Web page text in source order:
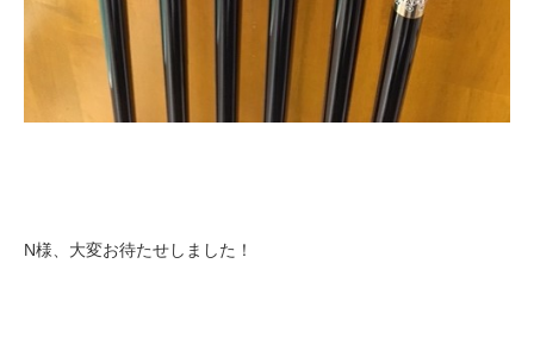
N様、大変お待たせしました！